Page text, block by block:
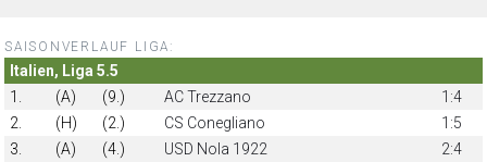
SAISONVERLAUF LIGA:
Italien, Liga 5.5
1.
(A) (9.) AC Trezzano
1:4
2.
(H) (2.) CS Conegliano
1:5
3.
(A) (4.) USD Nola 1922
2:4